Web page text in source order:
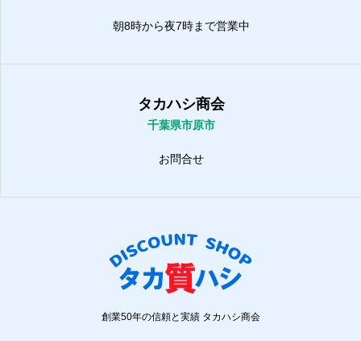
朝8時から夜7時まで営業中
タカハシ商会
千葉県市原市
お問合せ
創業50年の信頼と実績 タカハシ商会